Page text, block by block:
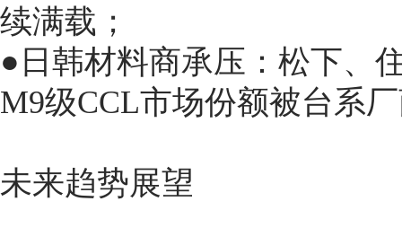
续满载；
●日韩材料商承压：松下、
M9级CCL市场份额被台系
未来趋势展望